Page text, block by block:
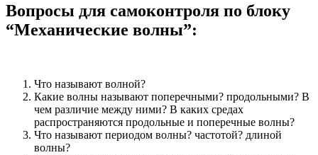
Вопросы для самоконтроля по блоку
“Механические волны”:
Что называют волной?
Какие волны называют поперечными? продольными? В
чем различие между ними? В каких средах
распространяются продольные и поперечные волны?
Что называют периодом волны? частотой? длиной
волны?